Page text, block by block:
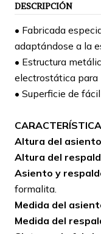
DESCRIPCIÓN
• Fabricada
adaptándose a la
• Estructura
electrostática para
• Superficie de
Altura del
Altura del
Asiento y
formalita.
Medida del
Medida del